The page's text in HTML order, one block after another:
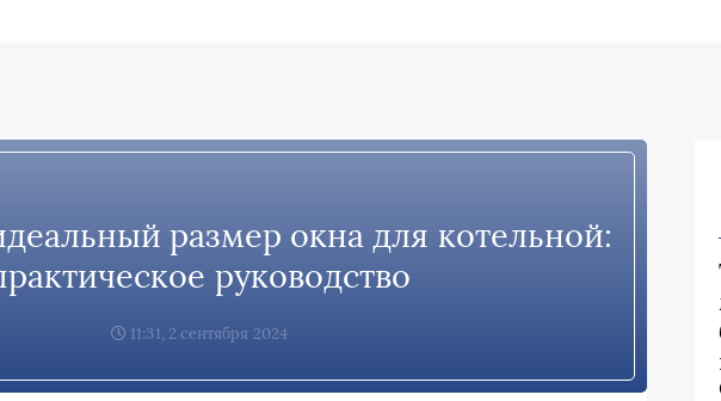
размер окна для котельной:
руководство
11:31, 2 сентября 2024